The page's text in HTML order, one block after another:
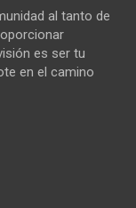
al tanto de
es ser tu
en el camino